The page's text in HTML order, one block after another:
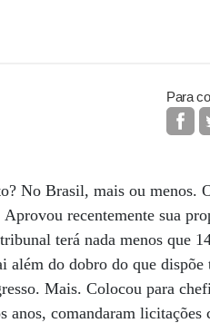
Para
No Brasil, mais ou menos.
recentemente sua
terá nada menos que
além do dobro do que
Mais. Colocou para
comandaram licitações